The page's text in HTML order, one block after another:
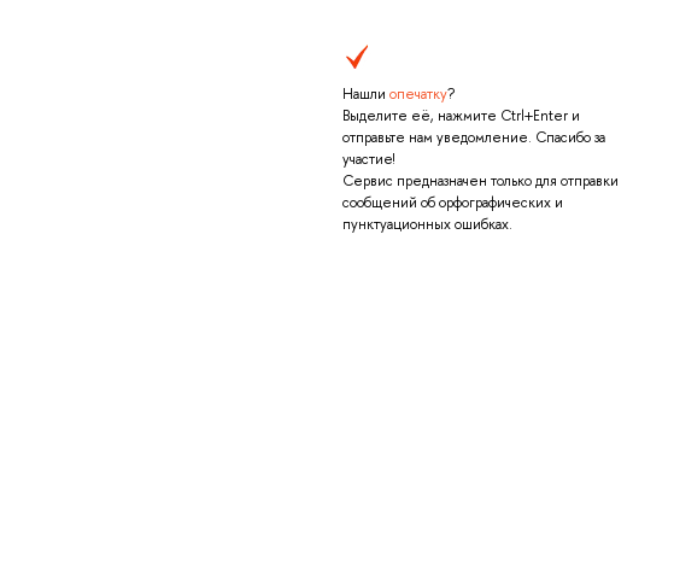
Нашли опечатку?
Выделите её, нажмите Ctrl+Enter и
отправьте нам уведомление. Спасибо за
участие!
Сервис предназначен только для отправки
сообщений об орфографических и
пунктуационных ошибках.